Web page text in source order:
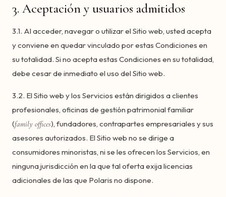
3. Aceptación y usuarios admitidos
3.1. Al acceder, navegar o utilizar el Sitio web, usted acepta
y conviene en quedar vinculado por estas Condiciones en
su totalidad. Si no acepta estas Condiciones en su totalidad,
debe cesar de inmediato el uso del Sitio web.
3.2. El Sitio web y los Servicios están dirigidos a clientes
profesionales, oficinas de gestión patrimonial familiar
(family offices), fundadores, contrapartes empresariales y sus
asesores autorizados. El Sitio web no se dirige a
consumidores minoristas, ni se les ofrecen los Servicios, en
ninguna jurisdicción en la que tal oferta exija licencias
adicionales de las que Polaris no dispone.